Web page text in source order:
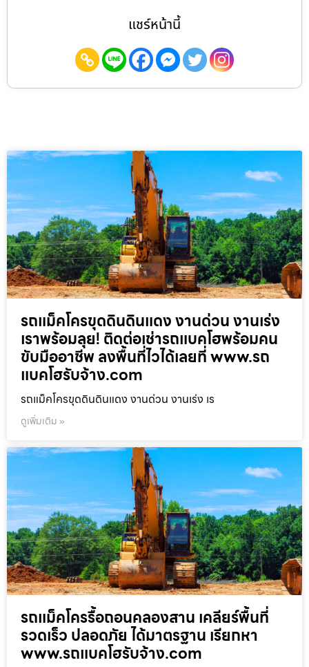
แชร์หน้านี้
รถแม็คโครขุดดินดินแดง งานด่วน งานเร่ง
เราพร้อมลุย! ติดต่อเช่ารถแบคโฮพร้อมคน
ขับมืออาชีพ ลงพื้นที่ไวได้เลยที่ www.รถ
แบคโฮรับจ้าง.com
รถแม็คโครขุดดินดินแดง งานด่วน งานเร่ง เร
ดูเพิ่มเติม »
รถแม็คโครรื้อถอนคลองสาน เคลียร์พื้นที่
รวดเร็ว ปลอดภัย ได้มาตรฐาน เรียกหา
www.รถแบคโฮรับจ้าง.com